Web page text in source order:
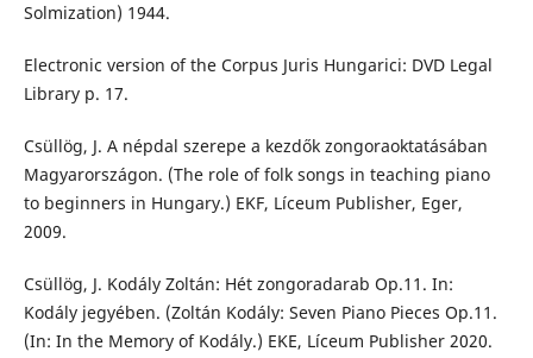
Solmization) 1944.
Electronic version of the Corpus Juris Hungarici: DVD Legal
Library p. 17.
Csüllög, J. A népdal szerepe a kezdők zongoraoktatásában
Magyarországon. (The role of folk songs in teaching piano
to beginners in Hungary.) EKF, Líceum Publisher, Eger,
2009.
Csüllög, J. Kodály Zoltán: Hét zongoradarab Op.11. In:
Kodály jegyében. (Zoltán Kodály: Seven Piano Pieces Op.11.
(In: In the Memory of Kodály.) EKE, Líceum Publisher 2020.